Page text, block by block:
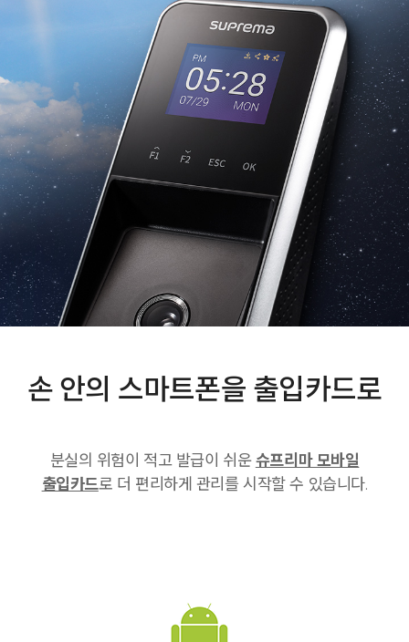
손 안의 스마트폰을 출입카드로
분실의 위험이 적고 발급이 쉬운슈프리마 모바일
출입카드로 더 편리하게 관리를 시작할 수 있습니다.